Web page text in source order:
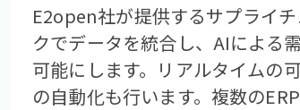
E2open社が提供するサプライ
クでデータを統合し、AIによる
可能にします。リアルタイムの
の自動化も行います。複数の